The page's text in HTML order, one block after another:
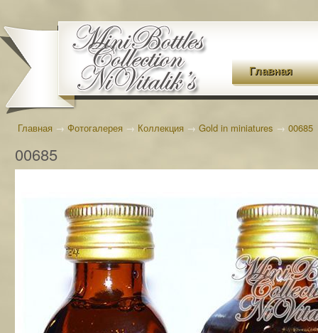
Главная
Главная → Фотогалерея → Коллекция → Gold in miniatures → 00685
00685